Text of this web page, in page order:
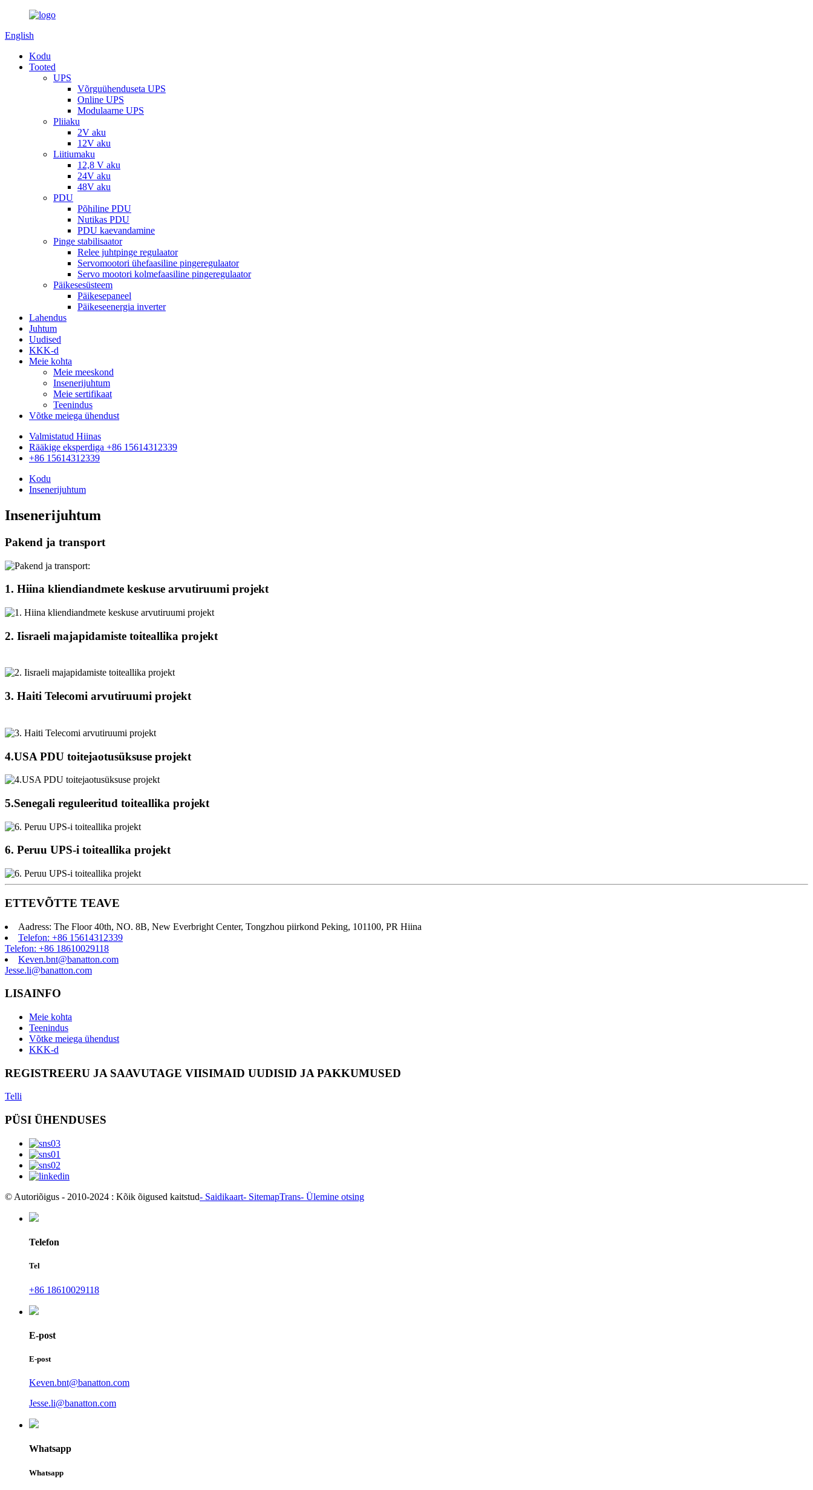
English
Kodu
Tooted
UPS
Võrguühenduseta UPS
Online UPS
Modulaarne UPS
Pliiaku
2V aku
12V aku
Liitiumaku
12,8 V aku
24V aku
48V aku
PDU
Põhiline PDU
Nutikas PDU
PDU kaevandamine
Pinge stabilisaator
Relee juhtpinge regulaator
Servomootori ühefaasiline pingeregulaator
Servo mootori kolmefaasiline pingeregulaator
Päikesesüsteem
Päikesepaneel
Päikeseenergia inverter
Lahendus
Juhtum
Uudised
KKK-d
Meie kohta
Meie meeskond
Insenerijuhtum
Meie sertifikaat
Teenindus
Võtke meiega ühendust
Valmistatud Hiinas
Rääkige eksperdiga +86 15614312339
+86 15614312339
Kodu
Insenerijuhtum
Insenerijuhtum
Pakend ja transport
1. Hiina kliendiandmete keskuse arvutiruumi projekt
2. Iisraeli majapidamiste toiteallika projekt
3. Haiti Telecomi arvutiruumi projekt
4.USA PDU toitejaotusüksuse projekt
5.Senegali reguleeritud toiteallika projekt
6. Peruu UPS-i toiteallika projekt
ETTEVÕTTE TEAVE
Aadress: The Floor 40th, NO. 8B, New Everbright Center, Tongzhou piirkond Peking, 101100, PR Hiina
Telefon: +86 15614312339
Telefon: +86 18610029118
Keven.bnt@banatton.com
Jesse.li@banatton.com
LISAINFO
Meie kohta
Teenindus
Võtke meiega ühendust
KKK-d
REGISTREERU JA SAAVUTAGE VIISIMAID UUDISID JA PAKKUMUSED
Telli
PÜSI ÜHENDUSES
© Autoriõigus - 2010-2024 : Kõik õigused kaitstud- Saidikaart- SitemapTrans- Ülemine otsing
Telefon
Tel
+86 18610029118
E-post
E-post
Keven.bnt@banatton.com
Jesse.li@banatton.com
Whatsapp
Whatsapp